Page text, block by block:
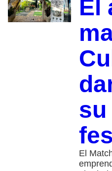
El
su
El